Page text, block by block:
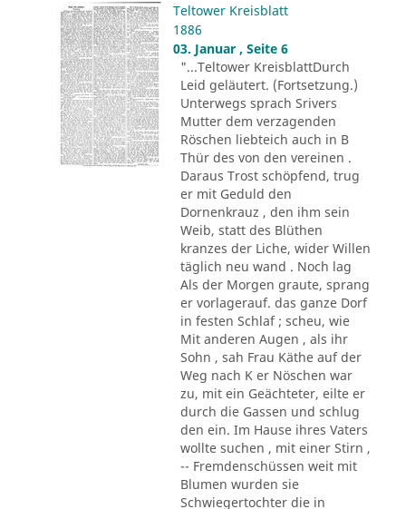
Teltower Kreisblatt
1886
03. Januar , Seite 6
"...Teltower KreisblattDurch
Leid geläutert. (Fortsetzung.)
Unterwegs sprach Srivers
Mutter dem verzagenden
Röschen liebteich auch in B
Thür des von den vereinen .
Daraus Trost schöpfend, trug
er mit Geduld den
Dornenkrauz , den ihm sein
Weib, statt des Blüthen
kranzes der Liche, wider Willen
täglich neu wand . Noch lag
Als der Morgen graute, sprang
er vorlagerauf. das ganze Dorf
in festen Schlaf ; scheu, wie
Mit anderen Augen , als ihr
Sohn , sah Frau Käthe auf der
Weg nach K er Nöschen war
zu, mit ein Geächteter, eilte er
durch die Gassen und schlug
den ein. Im Hause ihres Vaters
wollte suchen , mit einer Stirn ,
-- Fremdenschüssen weit mit
Blumen wurden sie
Schwiegertochter die in